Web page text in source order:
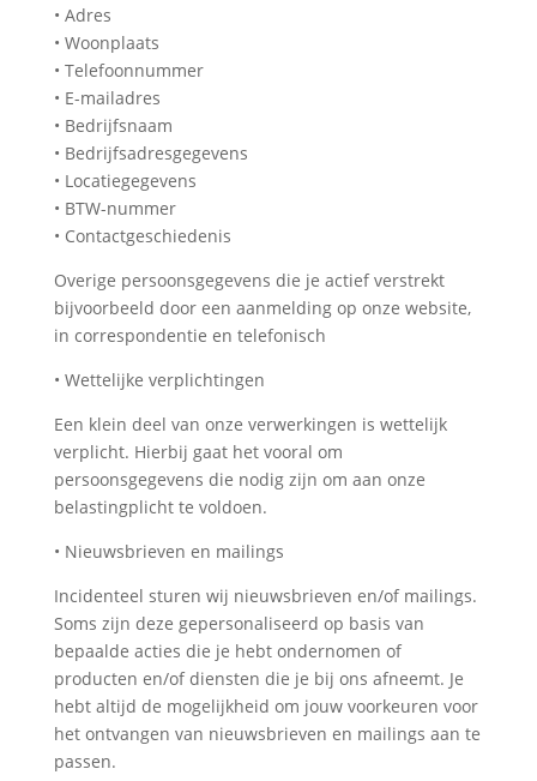
• Adres
• Woonplaats
• Telefoonnummer
• E-mailadres
• Bedrijfsnaam
• Bedrijfsadresgegevens
• Locatiegegevens
• BTW-nummer
• Contactgeschiedenis
Overige persoonsgegevens die je actief verstrekt
bijvoorbeeld door een aanmelding op onze website,
in correspondentie en telefonisch
• Wettelijke verplichtingen
Een klein deel van onze verwerkingen is wettelijk
verplicht. Hierbij gaat het vooral om
persoonsgegevens die nodig zijn om aan onze
belastingplicht te voldoen.
• Nieuwsbrieven en mailings
Incidenteel sturen wij nieuwsbrieven en/of mailings.
Soms zijn deze gepersonaliseerd op basis van
bepaalde acties die je hebt ondernomen of
producten en/of diensten die je bij ons afneemt. Je
hebt altijd de mogelijkheid om jouw voorkeuren voor
het ontvangen van nieuwsbrieven en mailings aan te
passen.